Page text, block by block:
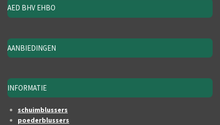
AED BHV EHBO
AANBIEDINGEN
INFORMATIE
schuimblussers
poederblussers